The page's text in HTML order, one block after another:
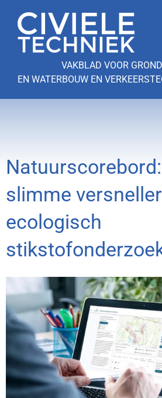
naar
inhoud
VAKBLAD VOOR
EN WATERBOUW EN
slimme
ecologisch